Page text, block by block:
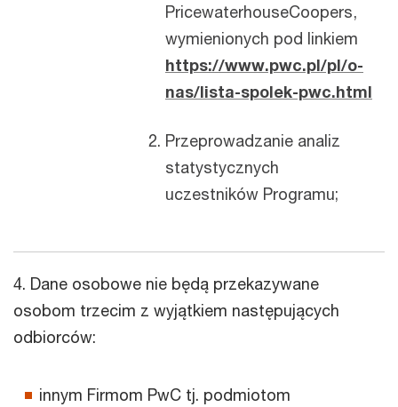
PricewaterhouseCoopers,
wymienionych pod linkiem
https://www.pwc.pl/pl/o-
nas/lista-spolek-pwc.html
Przeprowadzanie analiz
statystycznych
uczestników Programu;
4. Dane osobowe nie będą przekazywane
osobom trzecim z wyjątkiem następujących
odbiorców:
innym Firmom PwC tj. podmiotom